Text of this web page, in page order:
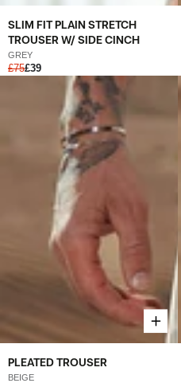
SLIM FIT PLAIN STRETCH
TROUSER W/ SIDE CINCH
GREY
£75£39
PLEATED TROUSER
BEIGE